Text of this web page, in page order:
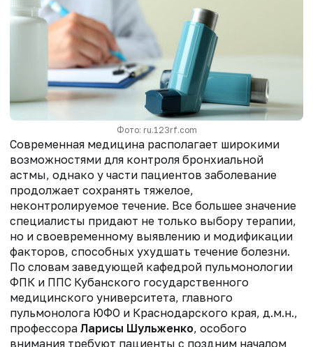
Фото: ru.123rf.com
Современная медицина располагает широкими
возможностями для контроля бронхиальной
астмы, однако у части пациентов заболевание
продолжает сохранять тяжелое,
неконтролируемое течение. Все большее значение
специалисты придают не только выбору терапии,
но и своевременному выявлению и модификации
факторов, способных ухудшать течение болезни.
По словам заведующей кафедрой пульмонологии
ФПК и ППС Кубанского государственного
медицинского университета, главного
пульмонолога ЮФО и Краснодарского края, д.м.н.,
профессора Ларисы Шульженко, особого
внимания требуют пациенты с поздним началом